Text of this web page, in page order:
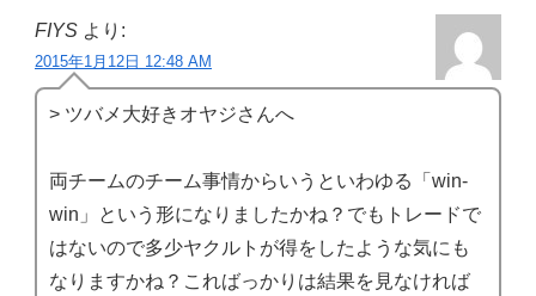
FIYS より:
2015年1月12日 12:48 AM
> ツバメ大好きオヤジさんへ
両チームのチーム事情からいうといわゆる「win-
win」という形になりましたかね？でもトレードで
はないので多少ヤクルトが得をしたような気にも
なりますかね？こればっかりは結果を見なければ